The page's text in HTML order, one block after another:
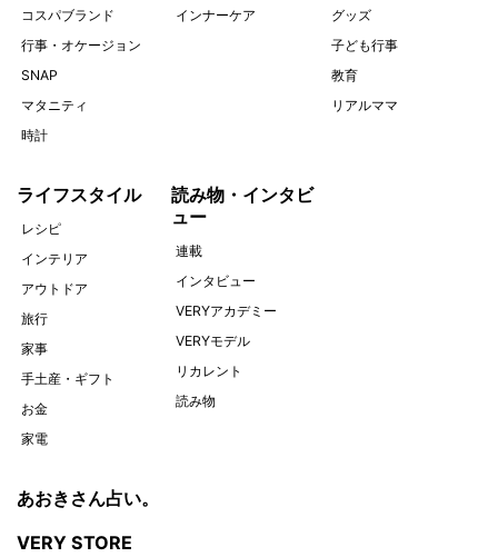
コスパブランド
行事・オケージョン
SNAP
マタニティ
時計
インナーケア
グッズ
子ども行事
教育
リアルママ
ライフスタイル
レシピ
インテリア
アウトドア
旅行
家事
手土産・ギフト
お金
家電
読み物・インタビ
ュー
連載
インタビュー
VERYアカデミー
VERYモデル
リカレント
読み物
あおきさん占い。
VERY STORE